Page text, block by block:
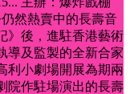
然熱賣中的長壽音
》後，進駐香港藝術
導及監製的全新合家
利小劇場開展為期兩
院作駐場演出的長壽